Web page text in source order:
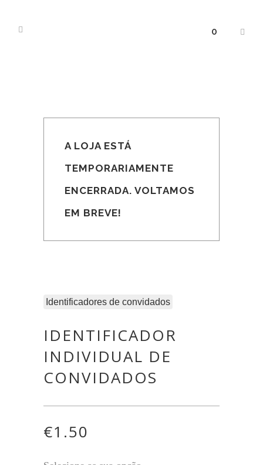
0
A LOJA ESTÁ
TEMPORARIAMENTE
ENCERRADA. VOLTAMOS
EM BREVE!
Identificadores de convidados
IDENTIFICADOR
INDIVIDUAL DE
CONVIDADOS
€1.50